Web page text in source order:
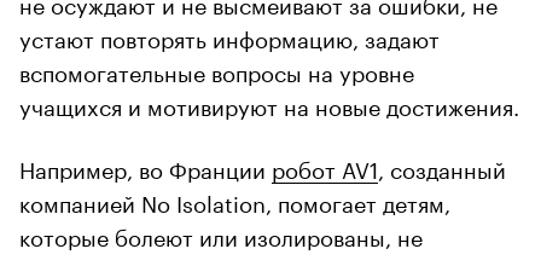
устают повторять информацию, задают
вспомогательные вопросы на уровне
учащихся и мотивируют на новые достижения.
Например, во Франции робот AV1 , созданный
компанией No Isolation, помогает детям,
которые болеют или изолированы, не